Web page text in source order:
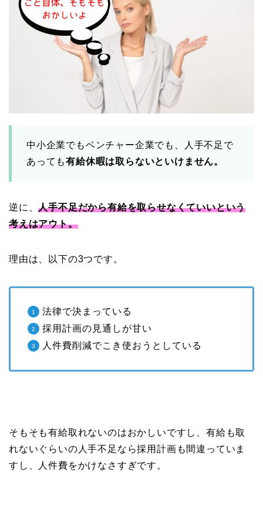
中小企業でもベンチャー企業でも、人手不足で
あっても有給休暇は取らないといけません。
逆に、人手不足だから有給を取らせなくていいという
考えはアウト。
理由は、以下の3つです。
法律で決まっている
採用計画の見通しが甘い
人件費削減でこき使おうとしている
そもそも有給取れないのはおかしいですし、有給も取
れないぐらいの人手不足なら採用計画も間違っていま
すし、人件費をかけなさすぎです。